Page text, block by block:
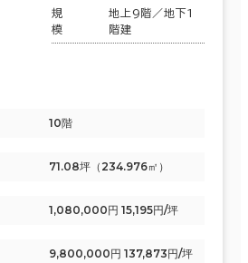
規
模
地上9階／地下1
階建
10階
71.08坪（234.976㎡）
1,080,000円 15,195円/坪
9,800,000円 137,873円/坪